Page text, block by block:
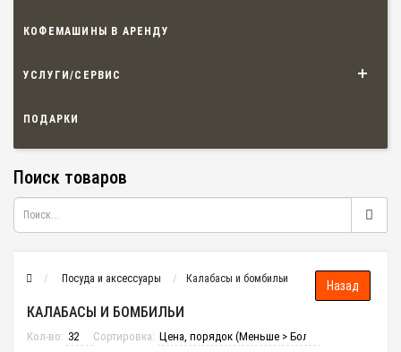
КОФЕМАШИНЫ В АРЕНДУ
УСЛУГИ/СЕРВИС
ПОДАРКИ
Поиск товаров
Посуда и аксессуары Калабасы и бомбильи
КАЛАБАСЫ И БОМБИЛЬИ
Кол-во: Сортировка: